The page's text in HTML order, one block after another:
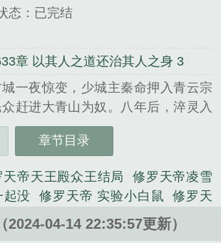
态：已完结
章 以其人之道还治其人之身 3
一夜惊变，少城主秦命押入青云宗
赶进大青山为奴。八年后，淬灵入
屈少年逆天崛起。给我一柄刀，可
柄剑，可指霄汉。金麟岂是池中物，
封号落在秦命身上，这个一身傲骨
带领一众挚友红颜，傲战八......
实验小白鼠精心创作的玄幻小说类小
章节目录
天帝天王殿众王结局
修罗天帝凌雪
起没
修罗天帝 实验小白鼠
修罗天
修罗天帝秦命
修罗天帝小祖的真实
罗殿那个女的叫什么
修罗天帝秦命
2024-04-14 22:35:57更新）